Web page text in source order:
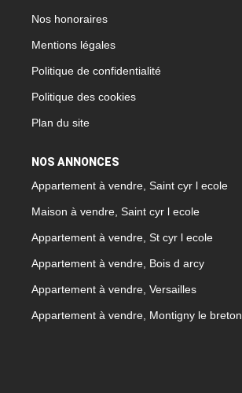
Nos honoraires
Mentions légales
Politique de confidentialité
Politique des cookies
Plan du site
NOS ANNONCES
Appartement à vendre, Saint cyr l ecole
Maison à vendre, Saint cyr l ecole
Appartement à vendre, St cyr l ecole
Appartement à vendre, Bois d arcy
Appartement à vendre, Versailles
Appartement à vendre, Montigny le